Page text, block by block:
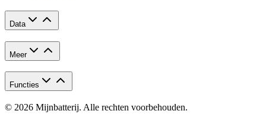
Data
Meer
Functies
© 2026 Mijnbatterij. Alle rechten voorbehouden.